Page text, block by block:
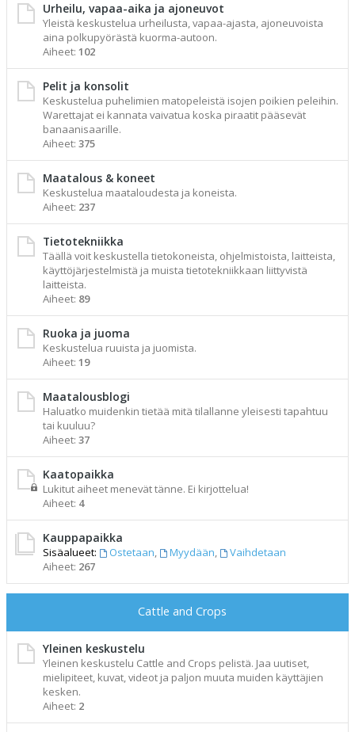
Urheilu, vapaa-aika ja ajoneuvot
Yleistä keskustelua urheilusta, vapaa-ajasta, ajoneuvoista
aina polkupyörästä kuorma-autoon.
Aiheet: 102
Pelit ja konsolit
Keskustelua puhelimien matopeleistä isojen poikien peleihin.
Warettajat ei kannata vaivatua koska piraatit pääsevät
banaanisaarille.
Aiheet: 375
Maatalous & koneet
Keskustelua maataloudesta ja koneista.
Aiheet: 237
Tietotekniikka
Täällä voit keskustella tietokoneista, ohjelmistoista, laitteista,
käyttöjärjestelmistä ja muista tietotekniikkaan liittyvistä
laitteista.
Aiheet: 89
Ruoka ja juoma
Keskustelua ruuista ja juomista.
Aiheet: 19
Maatalousblogi
Haluatko muidenkin tietää mitä tilallanne yleisesti tapahtuu
tai kuuluu?
Aiheet: 37
Kaatopaikka
Lukitut aiheet menevät tänne. Ei kirjottelua!
Aiheet: 4
Kauppapaikka
Sisäalueet: Ostetaan, Myydään,
Vaihdetaan
Aiheet: 267
Cattle and Crops
Yleinen keskustelu
Yleinen keskustelu Cattle and Crops pelistä. Jaa uutiset,
mielipiteet, kuvat, videot ja paljon muuta muiden käyttäjien
kesken.
Aiheet: 2